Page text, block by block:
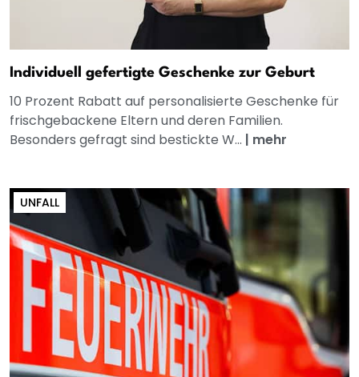
Individuell gefertigte Geschenke zur Geburt
10 Prozent Rabatt auf personalisierte Geschenke für
frischgebackene Eltern und deren Familien.
Besonders gefragt sind bestickte W... | mehr
UNFALL